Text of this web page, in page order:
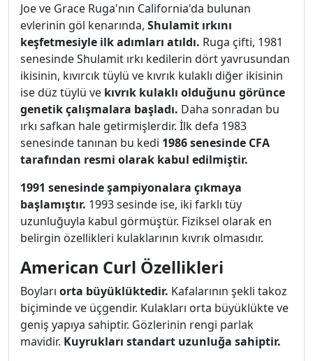
Joe ve Grace Ruga'nın California'da bulunan
evlerinin göl kenarında, Shulamit ırkını
keşfetmesiyle ilk adımları atıldı. Ruga çifti, 1981
senesinde Shulamit ırkı kedilerin dört yavrusundan
ikisinin, kıvırcık tüylü ve kıvrık kulaklı diğer ikisinin
ise düz tüylü ve kıvrık kulaklı olduğunu görünce
genetik çalışmalara başladı. Daha sonradan bu
ırkı safkan hale getirmişlerdir. İlk defa 1983
senesinde tanınan bu kedi 1986 senesinde CFA
tarafından resmi olarak kabul edilmiştir.
1991 senesinde şampiyonalara çıkmaya
başlamıştır. 1993 sesinde ise, iki farklı tüy
uzunluğuyla kabul görmüştür. Fiziksel olarak en
belirgin özellikleri kulaklarının kıvrık olmasıdır.
American Curl Özellikleri
Boyları orta büyüklüktedir. Kafalarının şekli takoz
biçiminde ve üçgendir. Kulakları orta büyüklükte ve
geniş yapıya sahiptir. Gözlerinin rengi parlak
mavidir. Kuyrukları standart uzunluğa sahiptir.